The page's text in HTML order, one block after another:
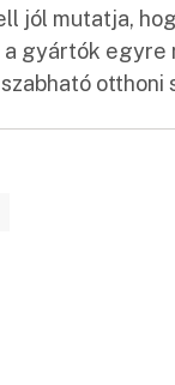
jól mutatja,
a gyártók
otthoni